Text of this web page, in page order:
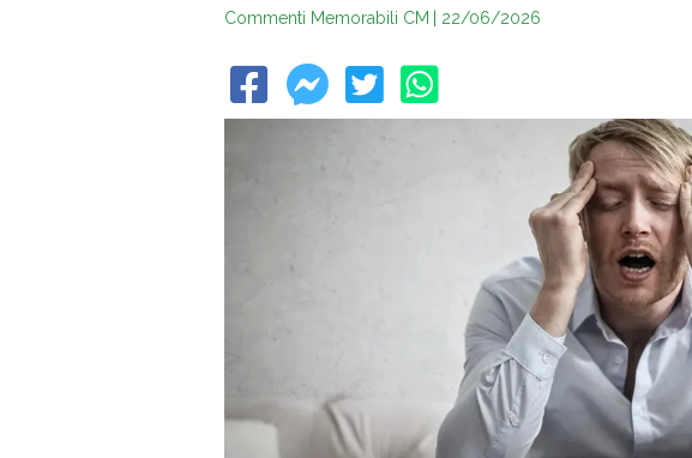
Commenti Memorabili CM | 22/06/2026